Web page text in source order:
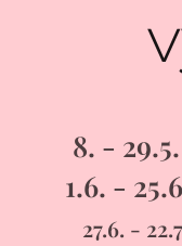
8. -
1.6. -
27.6. -